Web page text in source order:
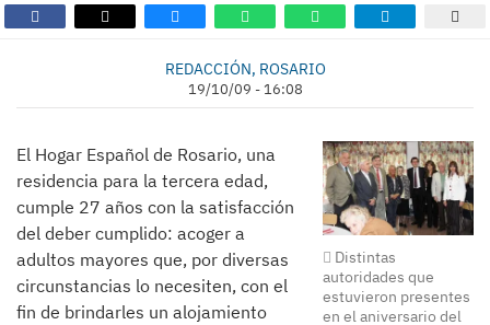
REDACCIÓN, ROSARIO
19/10/09 - 16:08
Distintas
autoridades que
estuvieron presentes
en el aniversario del
El Hogar Español de Rosario, una
residencia para la tercera edad,
cumple 27 años con la satisfacción
del deber cumplido: acoger a
adultos mayores que, por diversas
circunstancias lo necesiten, con el
fin de brindarles un alojamiento